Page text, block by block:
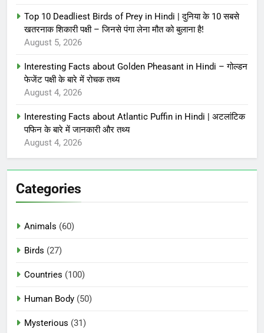
Top 10 Deadliest Birds of Prey in Hindi | दुनिया के 10 सबसे
खतरनाक शिकारी पक्षी – जिनसे पंगा लेना मौत को बुलाना है!
August 5, 2026
Interesting Facts about Golden Pheasant in Hindi – गोल्डन
फेजेंट पक्षी के बारे में रोचक तथ्य
August 4, 2026
Interesting Facts about Atlantic Puffin in Hindi | अटलांटिक
पफिन के बारे में जानकारी और तथ्य
August 4, 2026
Categories
Animals (60)
Birds (27)
Countries (100)
Human Body (50)
Mysterious (31)